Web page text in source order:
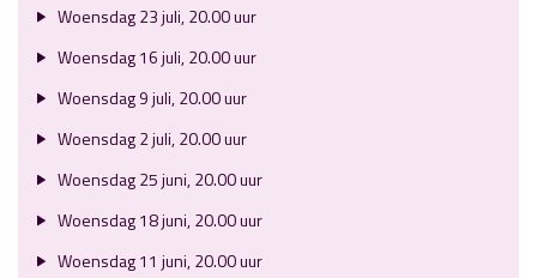
Woensdag 23 juli, 20.00 uur
Woensdag 16 juli, 20.00 uur
Woensdag 9 juli, 20.00 uur
Woensdag 2 juli, 20.00 uur
Woensdag 25 juni, 20.00 uur
Woensdag 18 juni, 20.00 uur
Woensdag 11 juni, 20.00 uur